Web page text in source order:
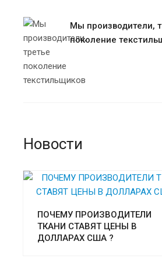
Мы производители,
поколение
Новости
ПОЧЕМУ ПРОИЗВОДИТЕЛИ
ТКАНИ СТАВЯТ ЦЕНЫ В
ДОЛЛАРАХ США ?